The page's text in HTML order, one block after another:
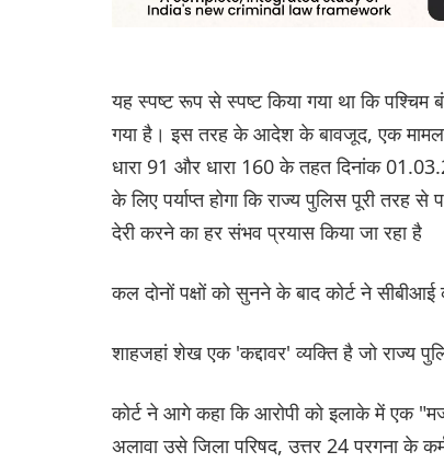
यह स्पष्ट रूप से स्पष्ट किया गया था कि पश्चिम
गया है। इस तरह के आदेश के बावजूद, एक मामला
धारा 91 और धारा 160 के तहत दिनांक
के लिए पर्याप्त होगा कि राज्य पुलिस पूरी
देरी करने का हर संभव प्रयास किया जा रहा है
कल दोनों पक्षों को सुनने के बाद कोर्ट ने
शाहजहां शेख एक 'कद्दावर' व्यक्ति है जो राज्य
कोर्ट ने आगे कहा कि आरोपी को इलाके में एक
अलावा उसे जिला परिषद, उत्तर 24 परगना के